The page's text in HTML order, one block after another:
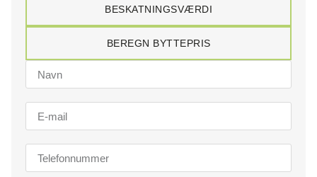
BESKATNINGSVÆRDI
BEREGN BYTTEPRIS